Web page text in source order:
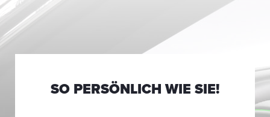
SO PERSÖNLICH WIE SIE!